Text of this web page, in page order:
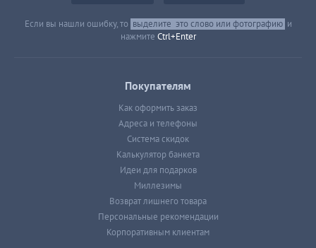
Если вы нашли ошибку, то выделите это слово или фотографию и
нажмите Ctrl+Enter
Покупателям
Как оформить заказ
Адреса и телефоны
Система скидок
Калькулятор банкета
Идеи для подарков
Миллезимы
Возврат лишнего товара
Персональные рекомендации
Корпоративным клиентам